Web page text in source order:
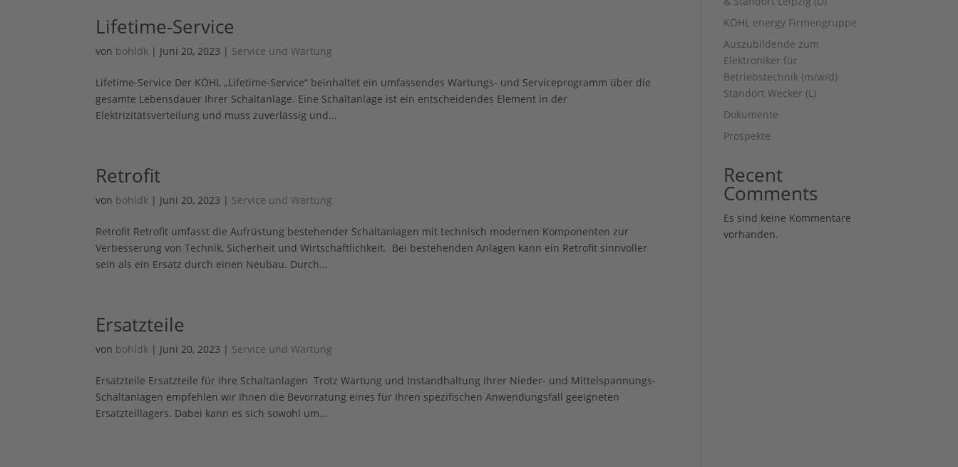
Lifetime-Service
von bohldk | Juni 20, 2023 | Service und Wartung
Lifetime-Service Der KÖHL „Lifetime-Service“ beinhaltet ein umfassendes Wartungs- und Serviceprogramm über die
gesamte Lebensdauer Ihrer Schaltanlage. Eine Schaltanlage ist ein entscheidendes Element in der
Elektrizitätsverteilung und muss zuverlässig und...
Retrofit
von bohldk | Juni 20, 2023 | Service und Wartung
Retrofit Retrofit umfasst die Aufrüstung bestehender Schaltanlagen mit technisch modernen Komponenten zur
Verbesserung von Technik, Sicherheit und Wirtschaftlichkeit. Bei bestehenden Anlagen kann ein Retrofit sinnvoller
sein als ein Ersatz durch einen Neubau. Durch...
Ersatzteile
von bohldk | Juni 20, 2023 | Service und Wartung
Ersatzteile Ersatzteile für Ihre Schaltanlagen Trotz Wartung und Instandhaltung Ihrer Nieder- und Mittelspannungs-
Schaltanlagen empfehlen wir Ihnen die Bevorratung eines für Ihren spezifischen Anwendungsfall geeigneten
Ersatzteillagers. Dabei kann es sich sowohl um...
KÖHL energy Firmengruppe
Auszubildende zum
Elektroniker für
Betriebstechnik (m/w/d)
Standort Wecker (L)
Dokumente
Prospekte
Recent
Comments
Es sind keine Kommentare
vorhanden.